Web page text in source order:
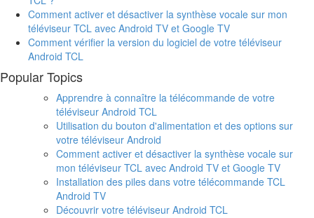
Comment activer et désactiver la synthèse vocale sur mon
téléviseur TCL avec Android TV et Google TV
Comment vérifier la version du logiciel de votre téléviseur
Android TCL
Popular Topics
Apprendre à connaître la télécommande de votre
téléviseur Android TCL
Utilisation du bouton d'alimentation et des options sur
votre téléviseur Android
Comment activer et désactiver la synthèse vocale sur
mon téléviseur TCL avec Android TV et Google TV
Installation des piles dans votre télécommande TCL
Android TV
Découvrir votre téléviseur Android TCL